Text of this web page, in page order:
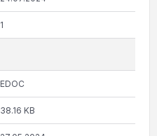
1
EDOC
38.16 KB